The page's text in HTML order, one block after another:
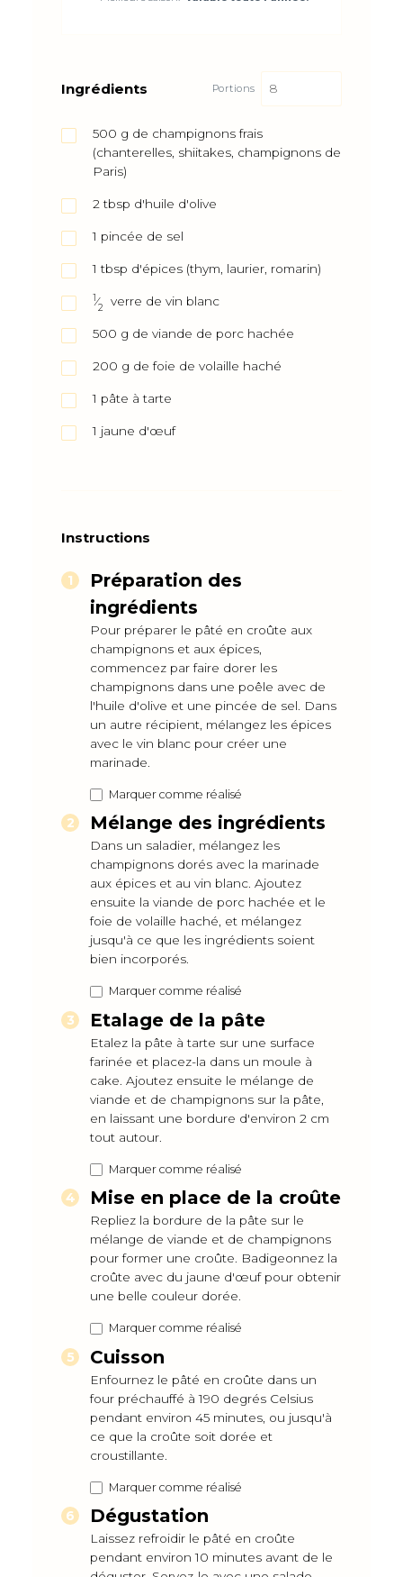
Ingrédients Portions
500 g de champignons frais
(chanterelles, shiitakes, champignons de
Paris)
2 tbsp d'huile d'olive
1 pincée de sel
1 tbsp d'épices (thym, laurier, romarin)
1⁄2 verre de vin blanc
500 g de viande de porc hachée
200 g de foie de volaille haché
1 pâte à tarte
1 jaune d'œuf
Instructions
Préparation des
ingrédients
Pour préparer le pâté en croûte aux
champignons et aux épices,
commencez par faire dorer les
champignons dans une poêle avec de
l'huile d'olive et une pincée de sel. Dans
un autre récipient, mélangez les épices
avec le vin blanc pour créer une
marinade.
Marquer comme réalisé
Mélange des ingrédients
Dans un saladier, mélangez les
champignons dorés avec la marinade
aux épices et au vin blanc. Ajoutez
ensuite la viande de porc hachée et le
foie de volaille haché, et mélangez
jusqu'à ce que les ingrédients soient
bien incorporés.
Marquer comme réalisé
Etalage de la pâte
Etalez la pâte à tarte sur une surface
farinée et placez-la dans un moule à
cake. Ajoutez ensuite le mélange de
viande et de champignons sur la pâte,
en laissant une bordure d'environ 2 cm
tout autour.
Marquer comme réalisé
Mise en place de la croûte
Repliez la bordure de la pâte sur le
mélange de viande et de champignons
pour former une croûte. Badigeonnez la
croûte avec du jaune d'œuf pour obtenir
une belle couleur dorée.
Marquer comme réalisé
Cuisson
Enfournez le pâté en croûte dans un
four préchauffé à 190 degrés Celsius
pendant environ 45 minutes, ou jusqu'à
ce que la croûte soit dorée et
croustillante.
Marquer comme réalisé
Dégustation
Laissez refroidir le pâté en croûte
pendant environ 10 minutes avant de le